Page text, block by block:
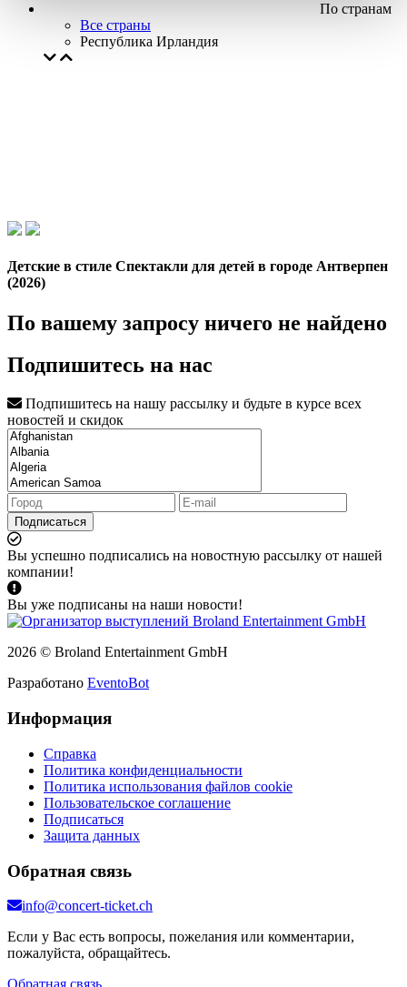
По странам
Все страны
Республика Ирландия
Детские в стиле Спектакли для детей в городе Антверпен
(2026)
По вашему запросу ничего не найдено
Подпишитесь на нас
Подпишитесь на нашу рассылку и будьте в курсе всех
новостей и скидок
Подписаться
Вы успешно подписались на новостную рассылку от нашей
компании!
Вы уже подписаны на наши новости!
2026 © Broland Entertainment GmbH
Разработано EventoBot
Информация
Справка
Политика конфиденциальности
Политика использования файлов cookie
Пользовательское соглашение
Подписаться
Защита данных
Обратная связь
info@concert-ticket.ch
Если у Вас есть вопросы, пожелания или комментарии,
пожалуйста, обращайтесь.